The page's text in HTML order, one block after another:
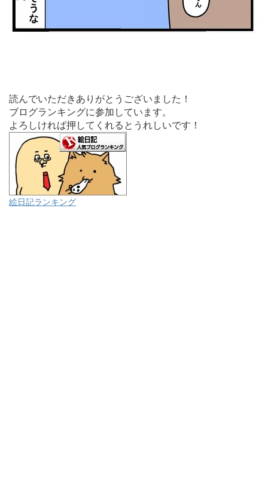
読んでいただきありがとうございました！
ブログランキングに参加しています。
よろしければ押してくれるとうれしいです！
絵日記ランキング